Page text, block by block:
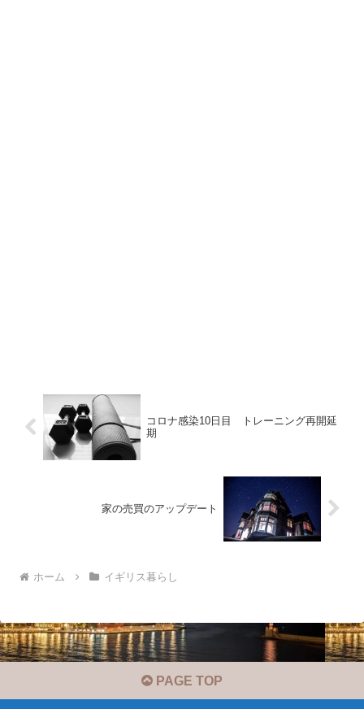
コロナ感染10日目 トレーニング再開延
期
家の売買のアップデート
ホーム イギリス暮らし
PAGE TOP